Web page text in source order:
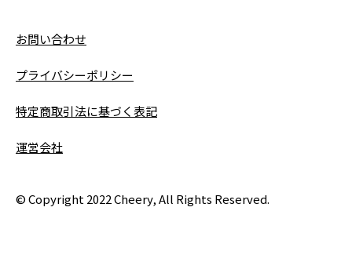
お問い合わせ
プライバシーポリシー
特定商取引法に基づく表記
運営会社
© Copyright 2022 Cheery, All Rights Reserved.